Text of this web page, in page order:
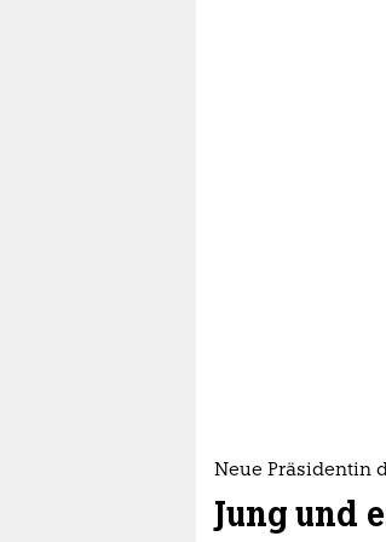
Neue Präsidentin
Jung und